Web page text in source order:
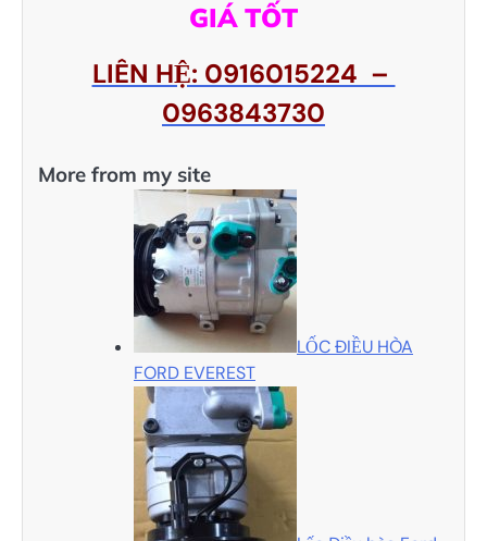
GIÁ TỐT
LIÊN HỆ: 0916015224 –
0963843730
More from my site
LỐC ĐIỀU HÒA
FORD EVEREST